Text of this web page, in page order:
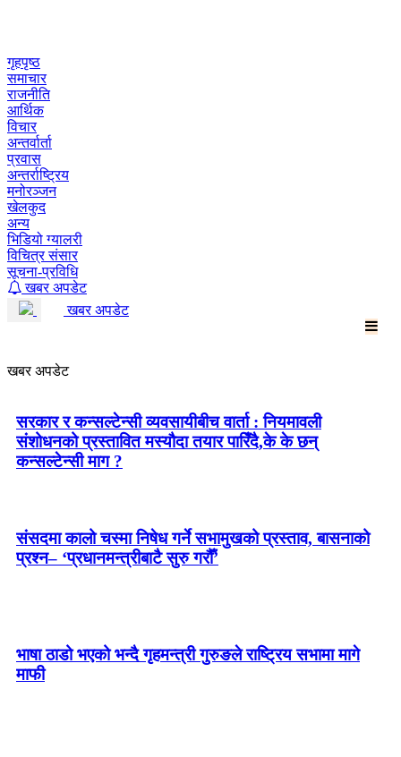
गृहपृष्ठ
समाचार
राजनीति
आर्थिक
विचार
अन्तर्वार्ता
प्रवास
अन्तर्राष्ट्रिय
मनोरञ्जन
खेलकुद
अन्य
भिडियो ग्यालरी
विचित्र संसार
सूचना-प्रविधि
खबर अपडेट
खबर अपडेट
खबर अपडेट
सरकार र कन्सल्टेन्सी व्यवसायीबीच वार्ता : नियमावली
संशोधनको प्रस्तावित मस्यौदा तयार पारिँदै,के के छन्
कन्सल्टेन्सी माग ?
संसदमा कालो चस्मा निषेध गर्ने सभामुखको प्रस्ताव, बासनाको
प्रश्न– ‘प्रधानमन्त्रीबाटै सुरु गरौँ’
भाषा ठाडो भएको भन्दै गृहमन्त्री गुरुङले राष्ट्रिय सभामा मागे
माफी